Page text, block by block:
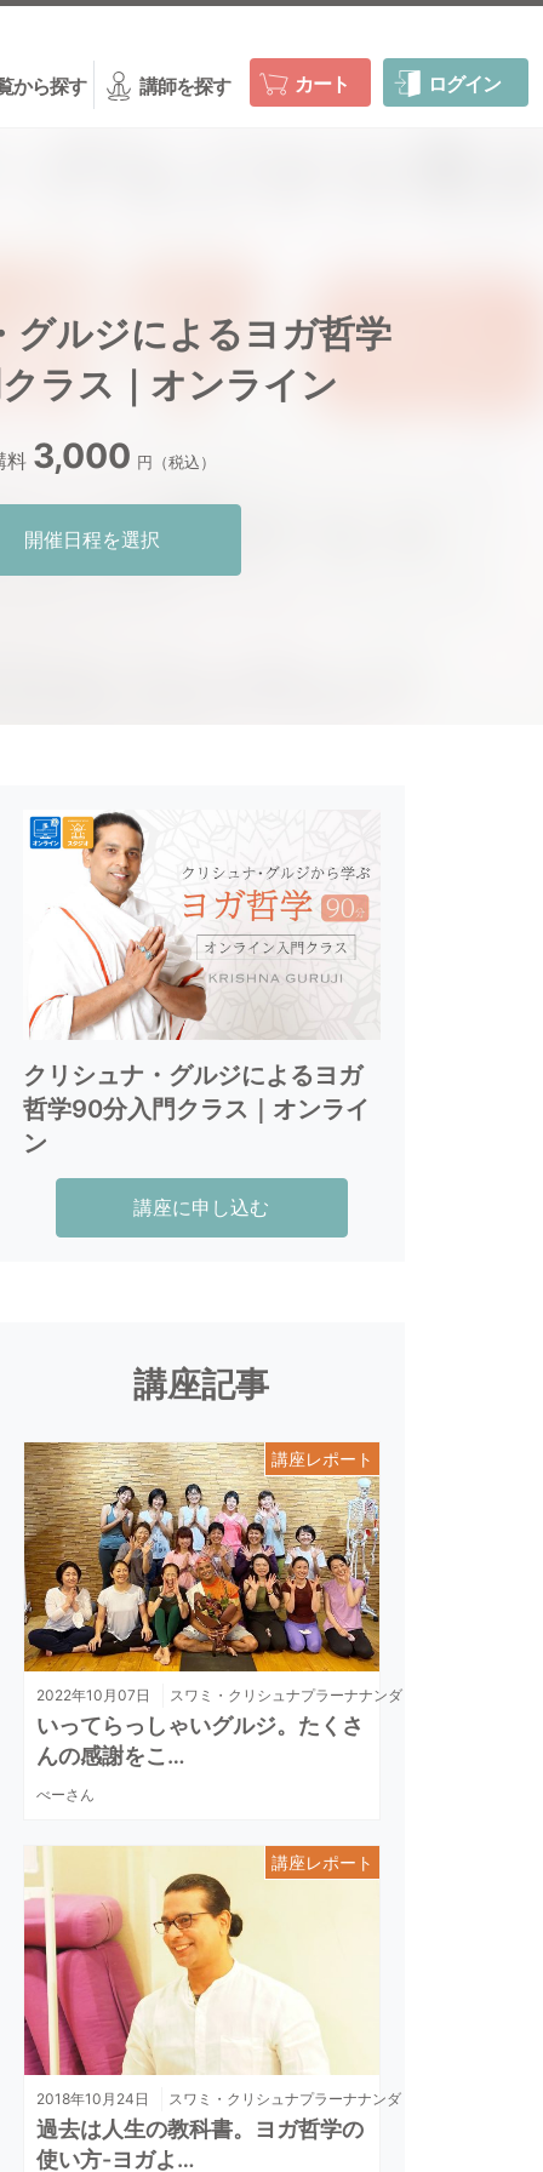
から探す 講師を探す カート ログイン
グルジによるヨガ哲学
ラス｜オンライン
料 3,000 円（税込）
開催日程を選択
クリシュナ・グルジによるヨガ
哲学90分入門クラス｜オンライ
ン
講座に申し込む
講座記事
2022年10月07日 スワミ・クリシュナプラーナナンダ
いってらっしゃいグルジ。たくさ
んの感謝をこ…
べーさん
講座レポート
2018年10月24日 スワミ・クリシュナプラーナナンダ
過去は人生の教科書。ヨガ哲学の
使い方-ヨガよ…
講座レポート